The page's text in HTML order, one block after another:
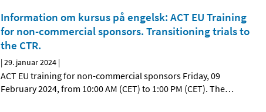
Information om kursus på engelsk: ACT EU Training
for non-commercial sponsors. Transitioning trials to
the CTR.
|29. januar 2024 |
ACT EU training for non-commercial sponsors Friday, 09
February 2024, from 10:00 AM (CET) to 1:00 PM (CET). The…